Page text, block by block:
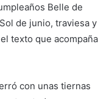
Belle de
de junio, traviesa y
texto que acompaña
con unas tiernas